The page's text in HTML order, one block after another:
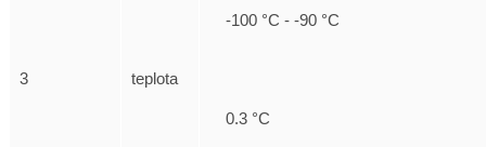
3 teplota
-100 °C - -90 °C
0.3 °C